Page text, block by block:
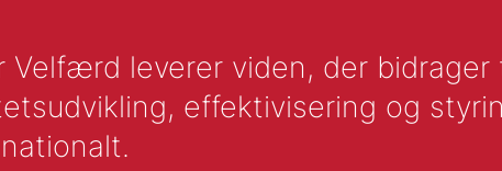
leverer viden, der bidrager
effektivisering og